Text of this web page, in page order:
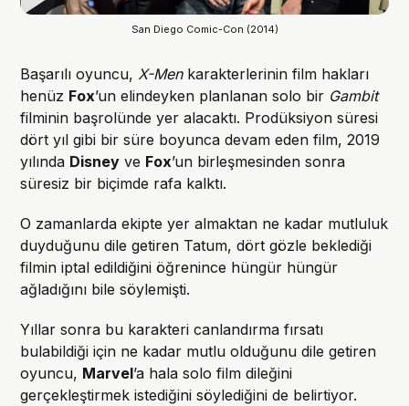
San Diego Comic-Con (2014)
Başarılı oyuncu,X-Menkarakterlerinin film hakları
henüz Fox’un elindeyken planlanan solo bir Gambit
filminin başrolünde yer alacaktı. Prodüksiyon süresi
dört yıl gibi bir süre boyunca devam eden film, 2019
yılında Disney ve Fox’un birleşmesinden sonra
süresiz bir biçimde rafa kalktı.
O zamanlarda ekipte yer almaktan ne kadar mutluluk
duyduğunu dile getiren Tatum, dört gözle beklediği
filmin iptal edildiğini öğrenince hüngür hüngür
ağladığını bile söylemişti.
Yıllar sonra bu karakteri canlandırma fırsatı
bulabildiği için ne kadar mutlu olduğunu dile getiren
oyuncu, Marvel’a hala solo film dileğini
gerçekleştirmek istediğini söylediğini de belirtiyor.